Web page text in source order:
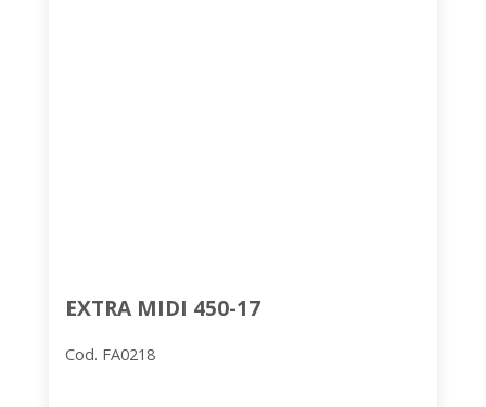
EXTRA MIDI 450-17
Cod. FA0218